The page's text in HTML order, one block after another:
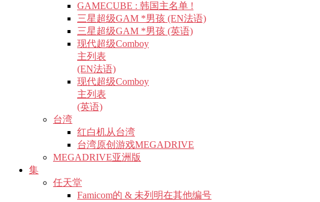
GAMECUBE : 韩国主名单 !
三星超级GAM *男孩 (EN法语)
三星超级GAM *男孩 (英语)
现代超级Comboy
主列表
(EN法语)
现代超级Comboy
主列表
(英语)
台湾
红白机从台湾
台湾原创游戏MEGADRIVE
MEGADRIVE亚洲版
集
任天堂
Famicom的 & 未列明在其他编号